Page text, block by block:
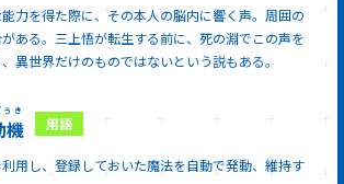
力を得た際に、その本人の脳内に響く声。周囲の
ある。三上悟が転生する前に、死の淵でこの声を
異世界だけのものではないという説もある。
機
き
利用し、登録しておいた魔法を自動で発動、維持す